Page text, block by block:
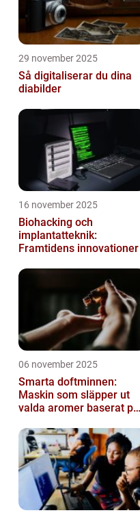
29 november 2025
Så digitaliserar du dina
diabilder
16 november 2025
Biohacking och
implantatteknik:
Framtidens innovationer
06 november 2025
Smarta doftminnen:
Maskin som släpper ut
valda aromer baserat på